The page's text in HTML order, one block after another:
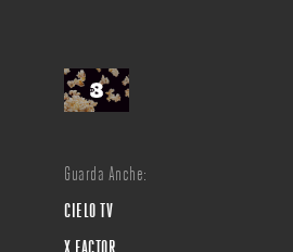
Guarda Anche:
CIELO TV
X FACTOR